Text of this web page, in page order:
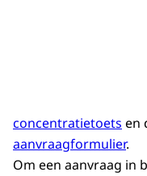
concentratietoets en
aanvraagformulier.
Om een aanvraag in